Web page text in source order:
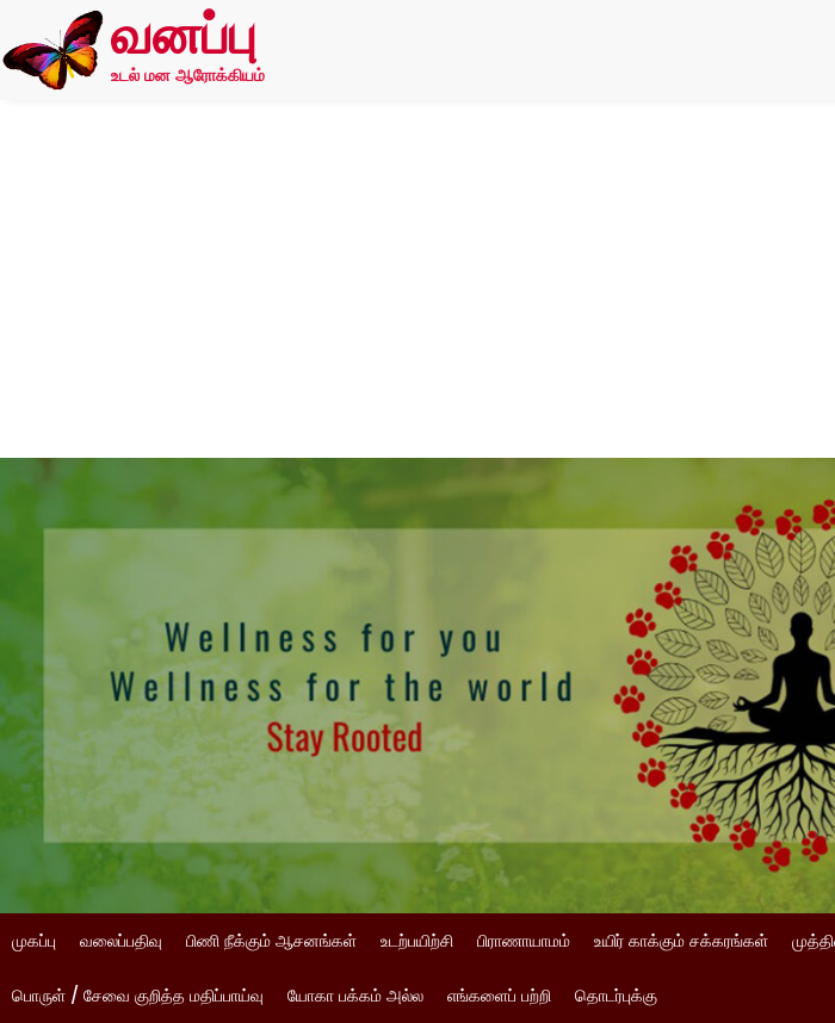
வனப்பு
உடல் மன ஆரோக்கியம்
முகப்பு வலைப்பதிவு பிணி நீக்கும் ஆசனங்கள் உடற்பயிற்சி பிராணாயாமம் உயிர் காக்கும் சக்கரங்கள்
பொருள் / சேவை குறித்த மதிப்பாய்வு யோகா பக்கம் அல்ல எங்களைப் பற்றி தொடர்புக்கு